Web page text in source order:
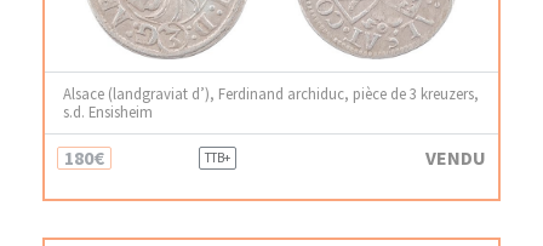
Alsace (landgraviat d’), Ferdinand archiduc, pièce de 3 kreuzers,
s.d. Ensisheim
180€ TTB+ VENDU